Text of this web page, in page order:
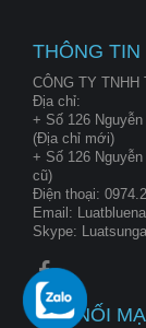
THÔNG TIN
CÔNG TY
Địa chỉ:
+ Số 126
(Địa chỉ mới)
+ Số 126
cũ)
Điện thoại:
Email:
Skype:
KẾT NỐI